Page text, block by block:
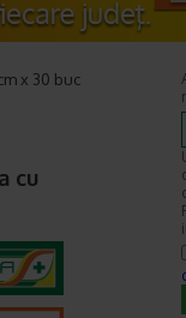
x 30 buc
cu